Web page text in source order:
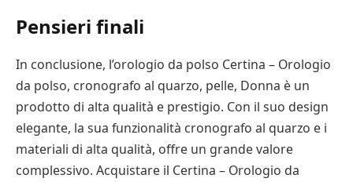
Pensieri finali
In conclusione, l’orologio da polso Certina – Orologio
da polso, cronografo al quarzo, pelle, Donna è un
prodotto di alta qualità e prestigio. Con il suo design
elegante, la sua funzionalità cronografo al quarzo e i
materiali di alta qualità, offre un grande valore
complessivo. Acquistare il Certina – Orologio da